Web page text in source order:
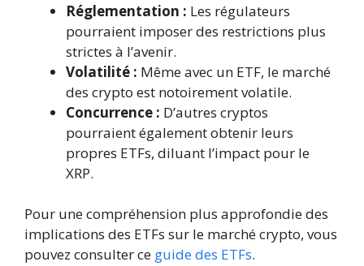
Réglementation : Les régulateurs
pourraient imposer des restrictions plus
strictes à l’avenir.
Volatilité : Même avec un ETF, le marché
des crypto est notoirement volatile.
Concurrence : D’autres cryptos
pourraient également obtenir leurs
propres ETFs, diluant l’impact pour le
XRP.
Pour une compréhension plus approfondie des
implications des ETFs sur le marché crypto, vous
pouvez consulter ce guide des ETFs.